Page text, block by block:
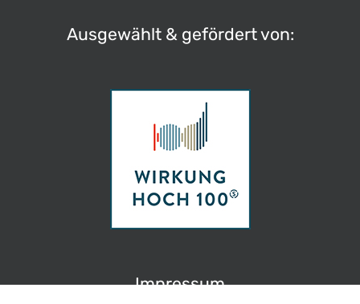
Ausgewählt & gefördert von:
Impressum